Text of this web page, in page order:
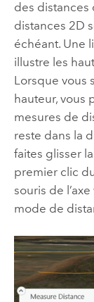
des distances
distances 2D
échéant. Une
illustre les
Lorsque vous
hauteur, vous
mesures de
reste dans la
faites glisser
premier clic
souris de
mode de